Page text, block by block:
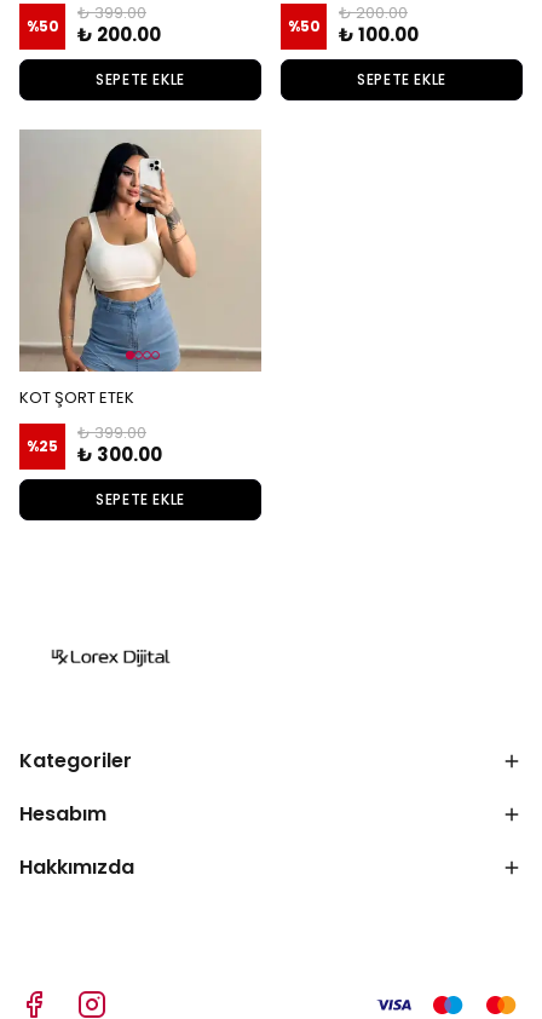
%50
₺ 399.00
₺ 200.00
SEPETE EKLE
%50
₺ 200.00
₺ 100.00
SEPETE EKLE
KOT ŞORT ETEK
%25
₺ 399.00
₺ 300.00
SEPETE EKLE
Kategoriler
Hesabım
Hakkımızda